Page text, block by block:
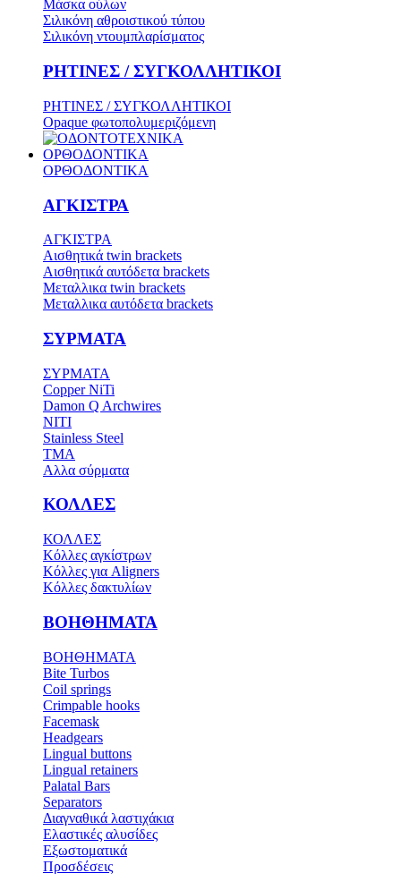
Μάσκα ούλων
Σιλικόνη αθροιστικού τύπου
Σιλικόνη ντουμπλαρίσματος
ΡΗΤΙΝΕΣ / ΣΥΓΚΟΛΛΗΤΙΚΟΙ
ΡΗΤΙΝΕΣ / ΣΥΓΚΟΛΛΗΤΙΚΟΙ
Opaque φωτοπολυμεριζόμενη
ΟΡΘΟΔΟΝΤΙΚΑ
ΟΡΘΟΔΟΝΤΙΚΑ
ΑΓΚΙΣΤΡΑ
ΑΓΚΙΣΤΡΑ
Aισθητικά twin brackets
Αισθητικά αυτόδετα brackets
Μεταλλικα twin brackets
Μεταλλικα αυτόδετα brackets
ΣΥΡΜΑΤΑ
ΣΥΡΜΑΤΑ
Copper NiTi
Damon Q Archwires
NITI
Stainless Steel
TMA
Αλλα σύρματα
ΚΟΛΛΕΣ
ΚΟΛΛΕΣ
Κόλλες αγκίστρων
Κόλλες για Aligners
Κόλλες δακτυλίων
ΒΟΗΘΗΜΑΤΑ
ΒΟΗΘΗΜΑΤΑ
Bite Turbos
Coil springs
Crimpable hooks
Facemask
Headgears
Lingual buttons
Lingual retainers
Palatal Bars
Separators
Διαγναθικά λαστιχάκια
Ελαστικές αλυσίδες
Εξωστοματικά
Προσδέσεις